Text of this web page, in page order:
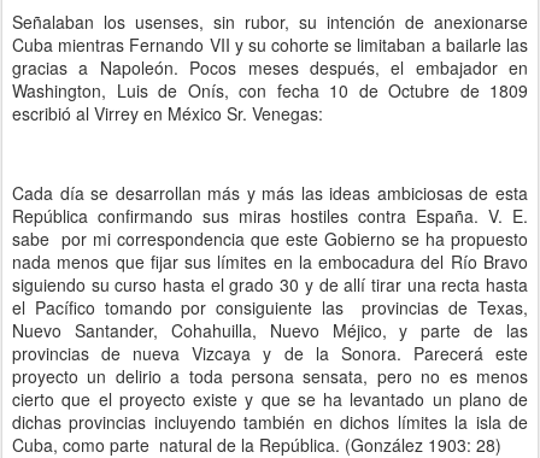
Señalaban los usenses, sin rubor, su intención de anexionarse
Cuba mientras Fernando VII y su cohorte se limitaban a bailarle las
gracias a Napoleón. Pocos meses después, el embajador en
Washington, Luis de Onís, con fecha 10 de Octubre de 1809
escribió al Virrey en México Sr. Venegas:
Cada día se desarrollan más y más las ideas ambiciosas de esta
República confirmando sus miras hostiles contra España. V. E.
sabe por mi correspondencia que este Gobierno se ha propuesto
nada menos que fijar sus límites en la embocadura del Río Bravo
siguiendo su curso hasta el grado 30 y de allí tirar una recta hasta
el Pacífico tomando por consiguiente las provincias de Texas,
Nuevo Santander, Cohahuilla, Nuevo Méjico, y parte de las
provincias de nueva Vizcaya y de la Sonora. Parecerá este
proyecto un delirio a toda persona sensata, pero no es menos
cierto que el proyecto existe y que se ha levantado un plano de
dichas provincias incluyendo también en dichos límites la isla de
Cuba, como parte natural de la República. (González 1903: 28)